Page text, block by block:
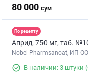
80 000 сум
По рецепту
Априд, 750 мг, таб.
Nobel-Pharmsanoat, ИП
В наличии: 3 штуки